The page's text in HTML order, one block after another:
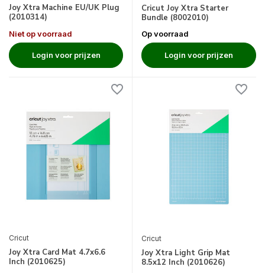
Joy Xtra Machine EU/UK Plug
(2010314)
Niet op voorraad
Login voor prijzen
Cricut Joy Xtra Starter
Bundle (8002010)
Op voorraad
Login voor prijzen
Cricut
Joy Xtra Card Mat 4.7x6.6
Inch (2010625)
Cricut
Joy Xtra Light Grip Mat
8.5x12 Inch (2010626)